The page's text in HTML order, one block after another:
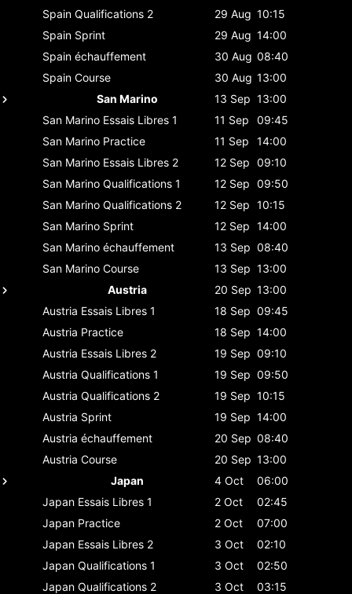
Spain Qualifications 2 29 Aug 10:15
Spain Sprint 29 Aug 14:00
Spain échauffement 30 Aug 08:40
Spain Course 30 Aug 13:00
San Marino
13 Sep 13:00
San Marino Essais Libres 1 11 Sep
09:45
San Marino Practice 11 Sep
14:00
San Marino Essais Libres 2 12 Sep 09:10
San Marino Qualifications 1 12 Sep 09:50
San Marino Qualifications 2 12 Sep 10:15
San Marino Sprint 12 Sep 14:00
San Marino échauffement 13 Sep 08:40
San Marino Course 13 Sep 13:00
Austria
20 Sep 13:00
Austria Essais Libres 1 18 Sep 09:45
Austria Practice 18 Sep 14:00
Austria Essais Libres 2 19 Sep 09:10
Austria Qualifications 1 19 Sep 09:50
Austria Qualifications 2 19 Sep 10:15
Austria Sprint 19 Sep 14:00
Austria échauffement 20 Sep 08:40
Austria Course 20 Sep 13:00
Japan
4 Oct
06:00
Japan Essais Libres 1 2 Oct
02:45
Japan Practice 2 Oct
07:00
Japan Essais Libres 2 3 Oct
02:10
Japan Qualifications 1 3 Oct
02:50
Japan Qualifications 2 3 Oct
03:15